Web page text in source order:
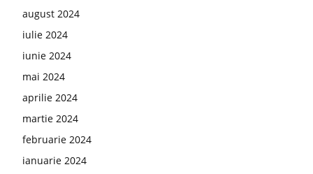
august 2024
iulie 2024
iunie 2024
mai 2024
aprilie 2024
martie 2024
februarie 2024
ianuarie 2024